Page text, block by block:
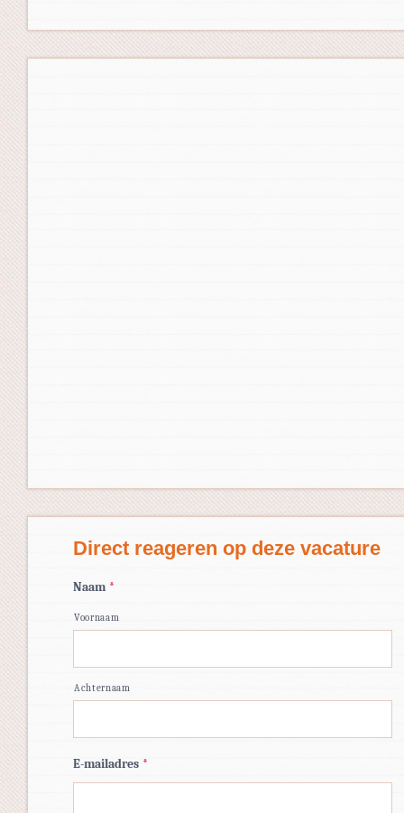
Direct reageren op deze vacature
Naam *
Voornaam
Achternaam
E-mailadres *